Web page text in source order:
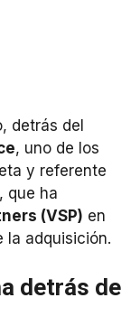
detrás del
, uno de los
y referente
que ha
(VSP) en
la adquisición.
detrás de